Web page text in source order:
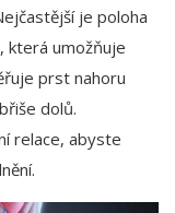
je poloha
která umožňuje
prst nahoru
dolů.
relace, abyste